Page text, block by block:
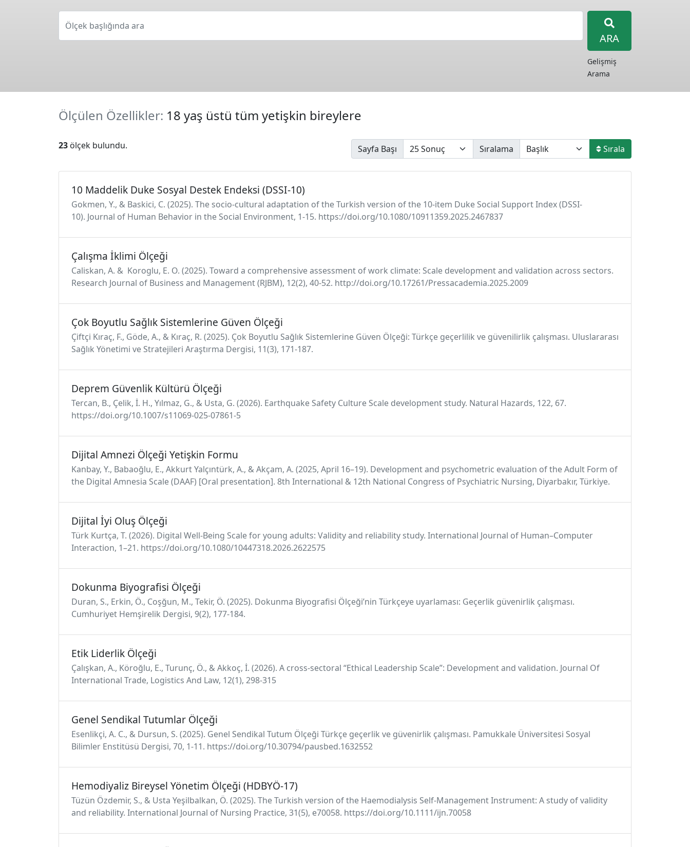
Ölçek başlığında ara
ARA
Gelişmiş
Arama
Ölçülen Özellikler: 18 yaş üstü tüm yetişkin bireylere
23 ölçek bulundu. Sayfa Başı Sıralama Sırala
10 Maddelik Duke Sosyal Destek Endeksi (DSSI-10)
Gokmen, Y., & Baskici, C. (2025). The socio-cultural adaptation of the Turkish version of the 10-item Duke Social Support Index (DSSI-
10). Journal of Human Behavior in the Social Environment, 1-15. https://doi.org/10.1080/10911359.2025.2467837
Çalışma İklimi Ölçeği
Caliskan, A. & Koroglu, E. O. (2025). Toward a comprehensive assessment of work climate: Scale development and validation across sectors.
Research Journal of Business and Management (RJBM), 12(2), 40-52. http://doi.org/10.17261/Pressacademia.2025.2009
Çok Boyutlu Sağlık Sistemlerine Güven Ölçeği
Çiftçi Kıraç, F., Göde, A., & Kıraç, R. (2025). Çok Boyutlu Sağlık Sistemlerine Güven Ölçeği: Türkçe geçerlilik ve güvenilirlik çalışması. Uluslararası
Sağlık Yönetimi ve Stratejileri Araştırma Dergisi, 11(3), 171-187.
Deprem Güvenlik Kültürü Ölçeği
Tercan, B., Çelik, İ. H., Yılmaz, G., & Usta, G. (2026). Earthquake Safety Culture Scale development study. Natural Hazards, 122, 67.
https://doi.org/10.1007/s11069-025-07861-5
Dijital Amnezi Ölçeği Yetişkin Formu
Kanbay, Y., Babaoğlu, E., Akkurt Yalçıntürk, A., & Akçam, A. (2025, April 16–19). Development and psychometric evaluation of the Adult Form of
the Digital Amnesia Scale (DAAF) [Oral presentation]. 8th International & 12th National Congress of Psychiatric Nursing, Diyarbakır, Türkiye.
Dijital İyi Oluş Ölçeği
Türk Kurtça, T. (2026). Digital Well-Being Scale for young adults: Validity and reliability study. International Journal of Human–Computer
Interaction, 1–21. https://doi.org/10.1080/10447318.2026.2622575
Dokunma Biyografisi Ölçeği
Duran, S., Erkin, Ö., Coşğun, M., Tekir, Ö. (2025). Dokunma Biyografisi Ölçeği’nin Türkçeye uyarlaması: Geçerlik güvenirlik çalışması.
Cumhuriyet Hemşirelik Dergisi, 9(2), 177-184.
Etik Liderlik Ölçeği
Çalışkan, A., Köroğlu, E., Turunç, Ö., & Akkoç, İ. (2026). A cross-sectoral “Ethical Leadership Scale”: Development and validation. Journal Of
International Trade, Logistics And Law, 12(1), 298-315
Genel Sendikal Tutumlar Ölçeği
Esenlikçi, A. C., & Dursun, S. (2025). Genel Sendikal Tutum Ölçeği Türkçe geçerlik ve güvenirlik çalışması. Pamukkale Üniversitesi Sosyal
Bilimler Enstitüsü Dergisi, 70, 1-11. https://doi.org/10.30794/pausbed.1632552
Hemodiyaliz Bireysel Yönetim Ölçeği (HDBYÖ-17)
Tüzün Özdemir, S., & Usta Yeşilbalkan, Ö. (2025). The Turkish version of the Haemodialysis Self-Management Instrument: A study of validity
and reliability. International Journal of Nursing Practice, 31(5), e70058. https://doi.org/10.1111/ijn.70058